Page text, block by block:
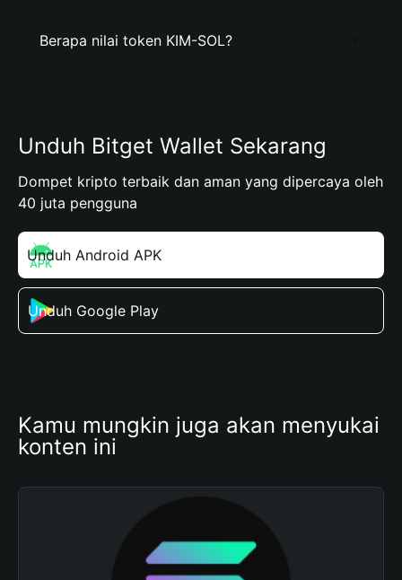
Berapa nilai token KIM-SOL?
Unduh Bitget Wallet Sekarang
Dompet kripto terbaik dan aman yang dipercaya oleh
40 juta pengguna
Unduh Android APK
Unduh Google Play
Kamu mungkin juga akan menyukai
konten ini